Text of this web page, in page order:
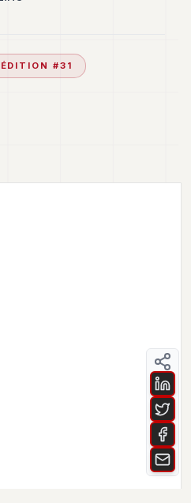
ÉDITION #31